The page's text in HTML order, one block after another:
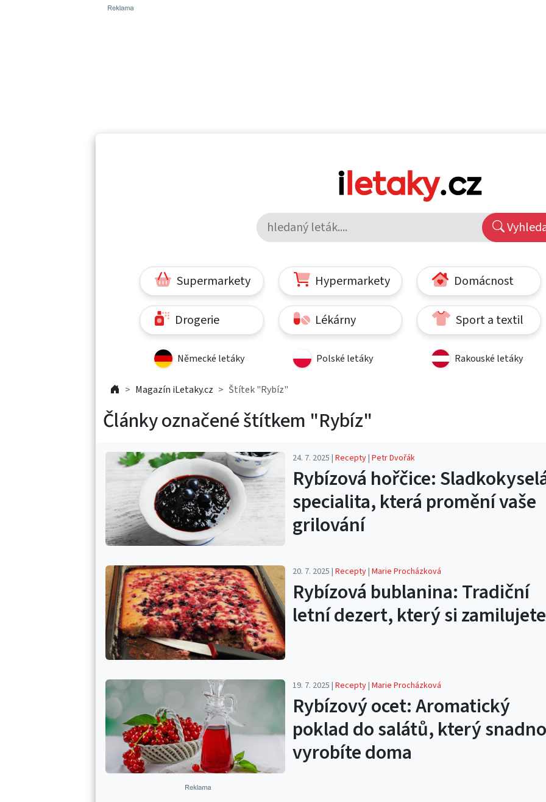
Supermarkety Hypermarkety Domácnost
Drogerie Lékárny Sport a textil
Německé letáky Polské letáky Rakouské letáky
Magazín iLetaky.cz Štítek "Rybíz"
Články označené štítkem "Rybíz"
24. 7. 2025 | Recepty| Petr Dvořák
Rybízová hořčice:
specialita, která promění vaše
grilování
20. 7. 2025 | Recepty| Marie Procházková
Rybízová bublanina: Tradiční
letní dezert, který si zamilujete
19. 7. 2025 | Recepty| Marie Procházková
Rybízový ocet: Aromatický
poklad do salátů, který snadno
vyrobíte doma